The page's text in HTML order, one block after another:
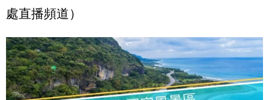
處直播頻道）